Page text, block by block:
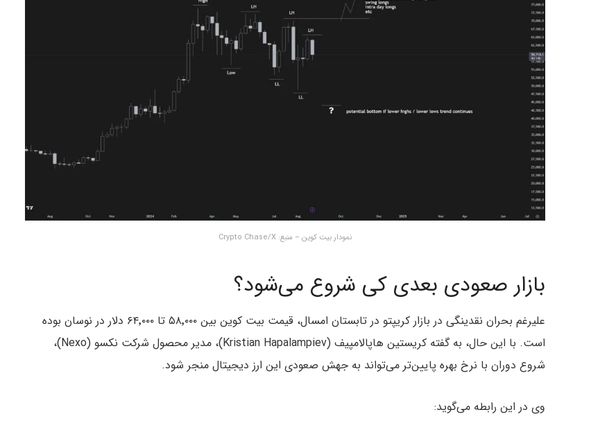
نمودار بیت کوین – منبع: Crypto Chase/X
بازار صعودی بعدی کی شروع می‌شود؟
علیرغم بحران نقدینگی در بازار کریپتو در تابستان امسال، قیمت بیت کوین بین ۵۸٬۰۰۰ تا ۶۴٬۰۰۰ دلار در نوسان بوده
است. با این حال، به گفته کریستین هاپالامپیف (Kristian Hapalampiev)، مدیر محصول شرکت نکسو (Nexo)،
شروع دوران با نرخ بهره پایین‌تر می‌تواند به جهش صعودی این ارز دیجیتال منجر شود.
وی در این رابطه می‌گوید: